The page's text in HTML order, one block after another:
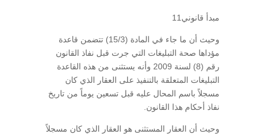
مبدأ قانوني11
وحيث أن ما جاء في المادة (15/3) تتضمن قاعدة
مؤداها صحة التبليغات التي جرت قبل نفاذ القانون
رقم (8) لسنة 2009 وأنه يستثنى من هذه القاعدة
التبليغات المتعلقة بالتنفيذ على العقار الذي كان
مسجلاً باسم المحال عليه قبل تسعين يوماً من تاريخ
نفاذ أحكام هذا القانون.
وحيث أن العقار المستثنى هو العقار الذي كان مسجلاً